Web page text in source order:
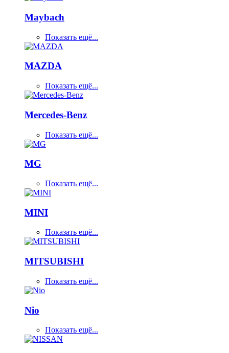
Maybach
Показать ещё...
MAZDA
Показать ещё...
Mercedes-Benz
Показать ещё...
MG
Показать ещё...
MINI
Показать ещё...
MITSUBISHI
Показать ещё...
Nio
Показать ещё...